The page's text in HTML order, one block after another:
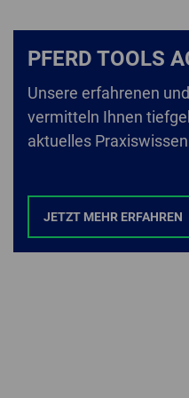
PFERD TOOLS
Unsere erfahrenen
vermitteln Ihnen
aktuelles
JETZT MEHR ERFAHREN